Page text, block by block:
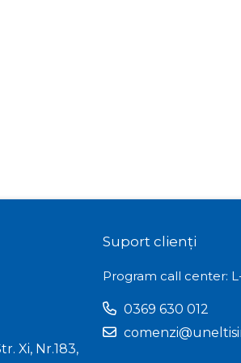
Xi, Nr.183,
Suport clienți
Program call center:
0369 630 012